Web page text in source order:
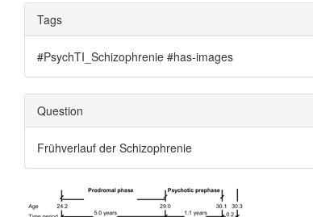
Tags
#PsychTI_Schizophrenie #has-images
Question
Frühverlauf der Schizophrenie